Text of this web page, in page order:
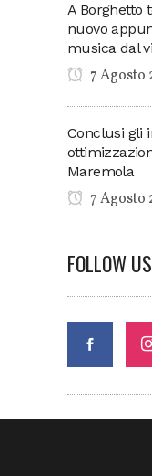
A Borghetto
nuovo
musica dal
7 Agosto
Conclusi gli
Maremola
7 Agosto
FOLLOW US